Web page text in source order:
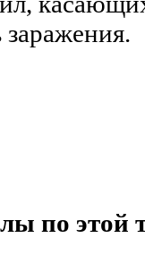
по этой